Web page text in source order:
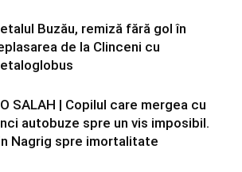
Buzău, remiză fără gol în
de la Clinceni cu
SALAH | Copilul care mergea cu
autobuze spre un vis imposibil.
Nagrig spre imortalitate